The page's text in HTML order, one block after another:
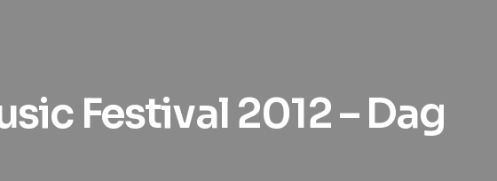
Festival 2012 – Dag